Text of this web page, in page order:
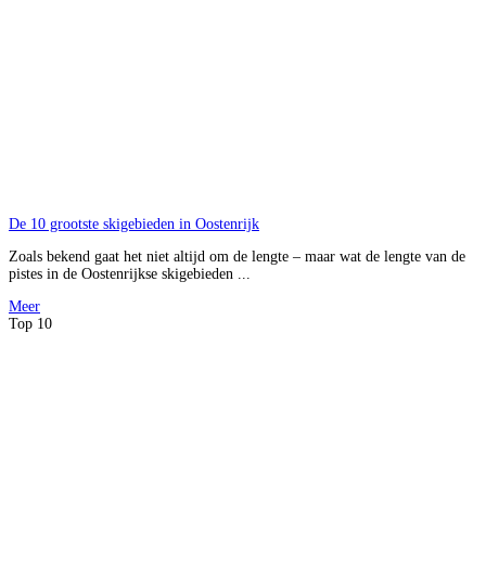
De 10 grootste skigebieden in Oostenrijk
Zoals bekend gaat het niet altijd om de lengte – maar wat de lengte van de
pistes in de Oostenrijkse skigebieden ...
Meer
Top 10